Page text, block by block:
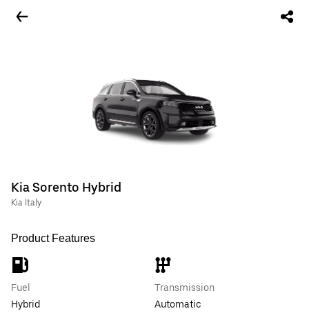
Kia Sorento Hybrid
Kia Italy
Product Features
Fuel
Hybrid
Transmission
Automatic